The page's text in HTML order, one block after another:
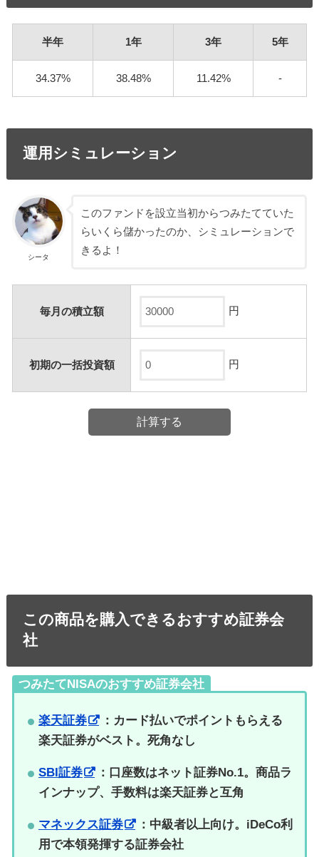
半年 1年 3年 5年
34.37% 38.48% 11.42% -
運用シミュレーション
シータ
このファンドを設立当初からつみたてていた
らいくら儲かったのか、シミュレーションで
きるよ！
毎月の積立額 円
初期の一括投資額 円
この商品を購入できるおすすめ証券会
社
つみたてNISAのおすすめ証券会社
楽天証券
：カード払いでポイントもらえる
楽天証券がベスト。死角なし
SBI証券
：口座数はネット証券No.1。商品ラ
インナップ、手数料は楽天証券と互角
マネックス証券
：中級者以上向け。iDeCo利
用で本領発揮する証券会社